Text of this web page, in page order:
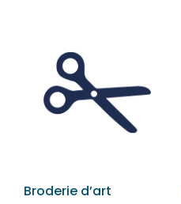
Broderie d’art